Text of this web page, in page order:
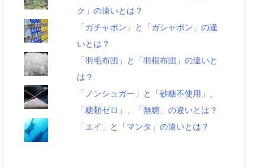
ク」の違いとは？
「ガチャポン」と「ガシャポン」の違
いとは？
「羽毛布団」と「羽根布団」の違いと
は？
「ノンシュガー」と「砂糖不使用」、
「糖類ゼロ」、「無糖」の違いとは？
「エイ」と「マンタ」の違いとは？